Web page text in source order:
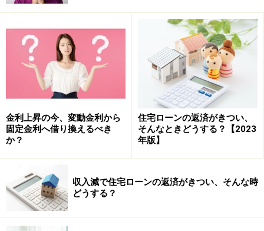
ご利用は計画的に
この「ご利用は計画的に」というセリフを聞いて、他人
事だと思ってはいけません。住宅ローンは人生最大の
「借金」なのですから。ちなみに、住宅ローンを貸して
いる銀行が適用されるのは銀行法で、貸金業法は適用さ
れず、業務運営に関する自主規制基本規則も該当しませ
ん。
すなわち“契約前”に、返済計画を立てましたか？住宅ロ
ーンを選ぶ際に次のような理由で決めた方は要注意で
す。
金利上昇の今、変動金利から
固定金利へ借り換えるべき
か？
住宅ローンの返済がきつい、
そんなときどうする？【2023
年版】
収入減で住宅ローンの返済がきつい、そんな時
どうする？